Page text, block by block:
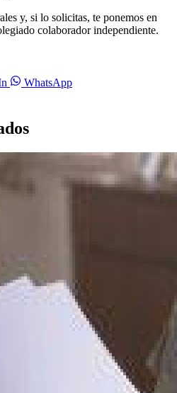
y, si lo solicitas, te ponemos en
colaborador independiente.
WhatsApp